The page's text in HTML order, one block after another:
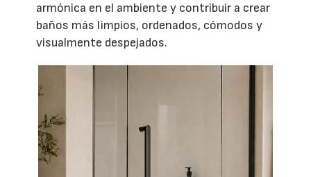
armónica en el ambiente y contribuir a crear
baños más limpios, ordenados, cómodos y
visualmente despejados.